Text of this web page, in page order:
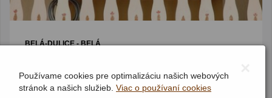
BELÁ-DULICE - BELÁ
I / 5
(1. pol. 18. stor.)
Používame cookies pre optimalizáciu našich webových
stránok a našich služieb. Viac o používaní cookies